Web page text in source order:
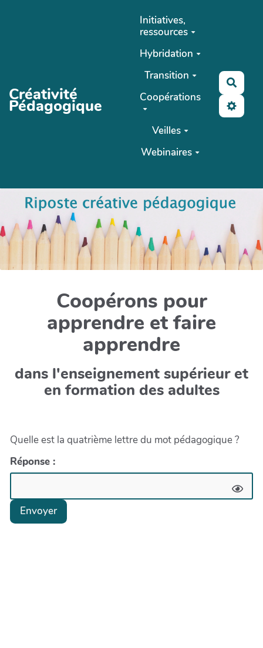
Créativité
Pédagogique
Initiatives,
ressources
Hybridation
Transition
Coopérations
Veilles
Webinaires
Coopérons pour
apprendre et faire
apprendre
dans l'enseignement supérieur et
en formation des adultes
Quelle est la quatrième lettre du mot pédagogique ?
Réponse :
Envoyer